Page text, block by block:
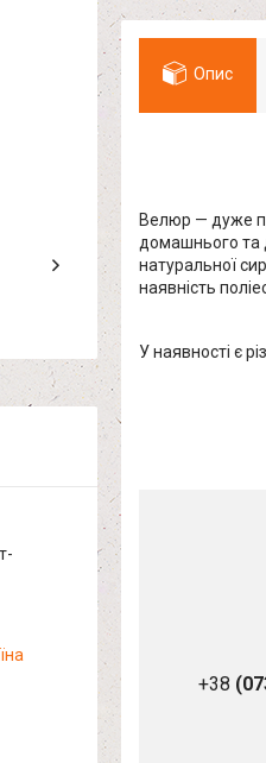
Опис
Велюр — дуже
домашнього та
натуральної
наявність
У наявності є
+38